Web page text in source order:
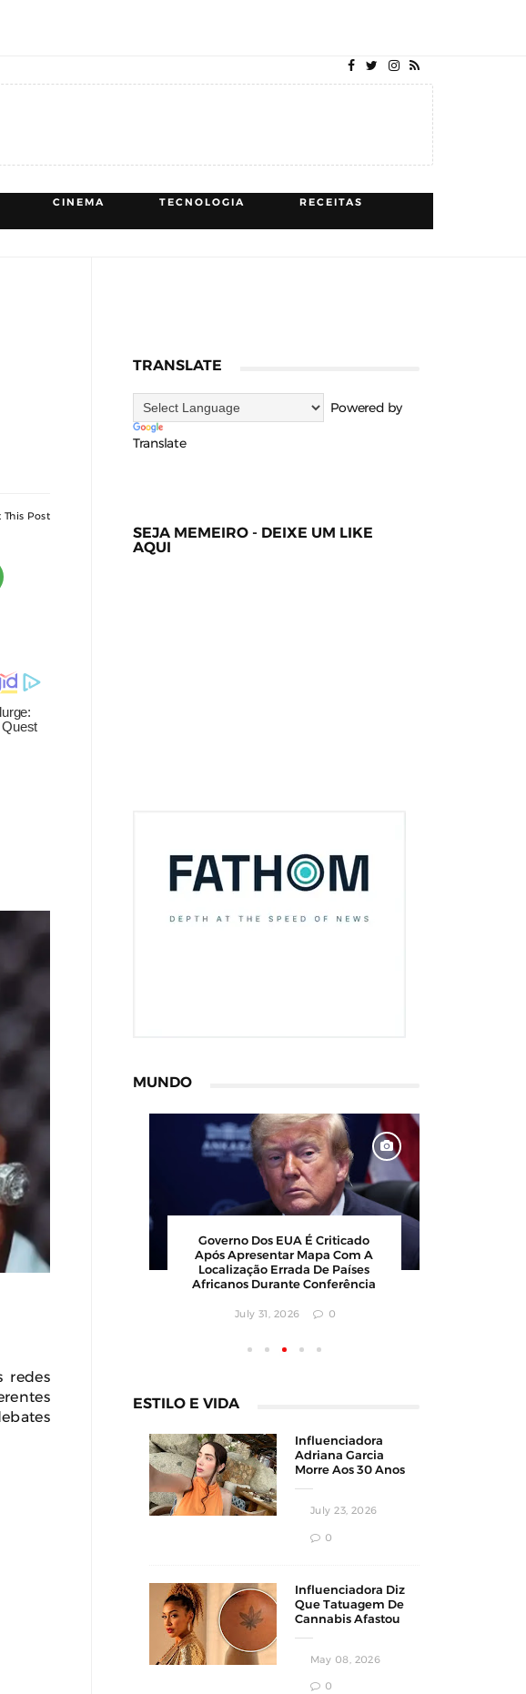
CINEMA TECNOLOGIA RECEITAS
This Post
redes
TRANSLATE
Powered by
Translate
SEJA MEMEIRO - DEIXE UM LIKE
AQUI
MUNDO
Governo Dos EUA É Criticado
Após Apresentar Mapa Com A
Localização Errada De Países
Africanos Durante Conferência
July 31, 2026 0
Viraliza Ao
Com Conceito
Faturamento
ESTILO E VIDA
Influenciadora
Adriana Garcia
Morre Aos 30 Anos
Estético
July 23, 2026
0
Influenciadora Diz
Que Tatuagem De
Cannabis Afastou
May 08, 2026
0